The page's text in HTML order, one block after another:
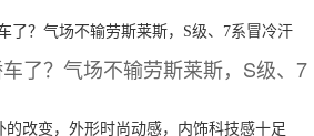
了？气场不输劳斯莱斯，S级、7